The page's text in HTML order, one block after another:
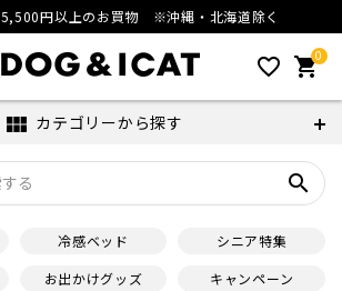
5,500円以上のお買物 ※沖縄・北海道除く
favorite_outline 0
shopping_cart
view_module カテゴリーから探す
search
冷感ベッド
シニア特集
お出かけグッズ キャンペーン